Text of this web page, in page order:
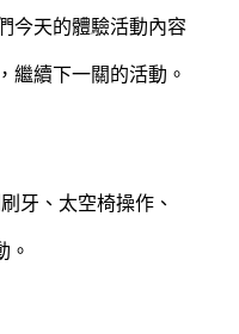
今天的體驗活動內容
繼續下一關的活動。
牙、太空椅操作、
。